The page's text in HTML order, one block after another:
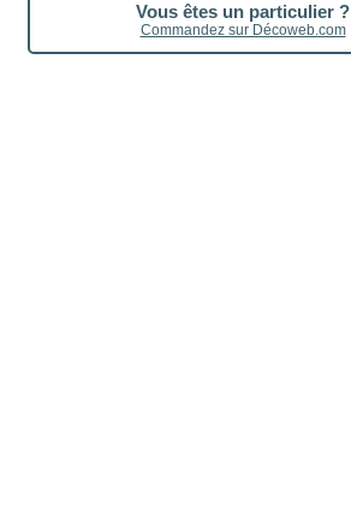
Vous êtes un particulier ?
Commandez sur Décoweb.com